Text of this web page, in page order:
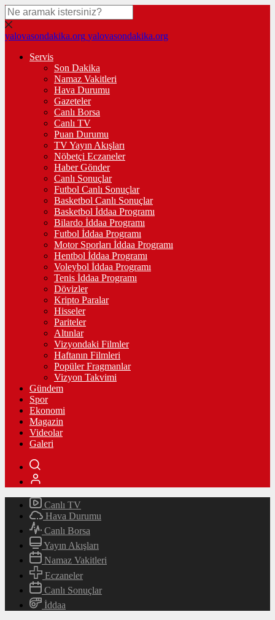
yalovasondakika.org yalovasondakika.org
Servis
Son Dakika
Namaz Vakitleri
Hava Durumu
Gazeteler
Canlı Borsa
Canlı TV
Puan Durumu
TV Yayın Akışları
Nöbetçi Eczaneler
Haber Gönder
Canlı Sonuçlar
Futbol Canlı Sonuçlar
Basketbol Canlı Sonuçlar
Basketbol İddaa Programı
Bilardo İddaa Programı
Futbol İddaa Programı
Motor Sporları İddaa Programı
Hentbol İddaa Programı
Voleybol İddaa Programı
Tenis İddaa Programı
Dövizler
Kripto Paralar
Hisseler
Pariteler
Altınlar
Vizyondaki Filmler
Haftanın Filmleri
Popüler Fragmanlar
Vizyon Takvimi
Gündem
Spor
Ekonomi
Magazin
Videolar
Galeri
Canlı TV
Hava Durumu
Canlı Borsa
Yayın Akışları
Namaz Vakitleri
Eczaneler
Canlı Sonuçlar
İddaa